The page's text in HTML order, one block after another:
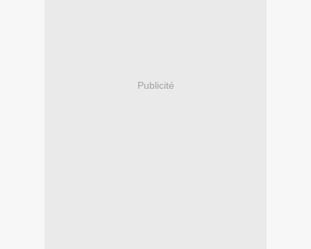
Publicité